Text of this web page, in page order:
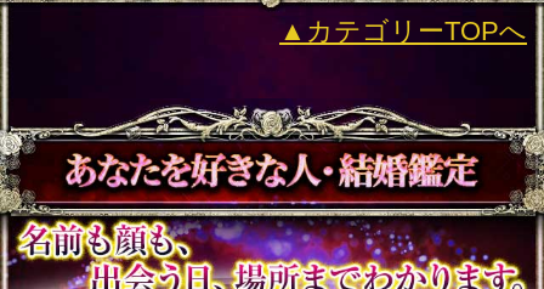
特定商取引法に基づく表記
メルマガ登録/解除